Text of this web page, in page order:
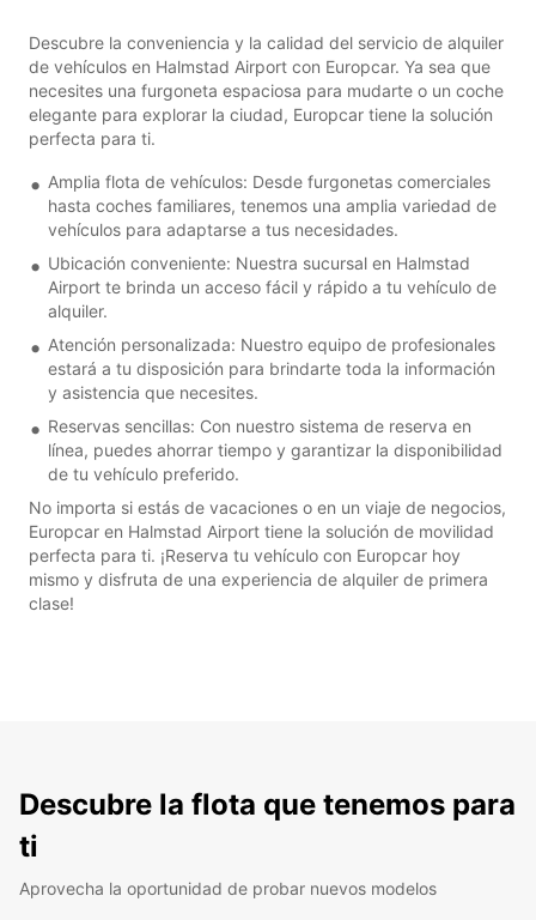
Descubre la conveniencia y la calidad del servicio de alquiler
de vehículos en Halmstad Airport con Europcar. Ya sea que
necesites una furgoneta espaciosa para mudarte o un coche
elegante para explorar la ciudad, Europcar tiene la solución
perfecta para ti.
Amplia flota de vehículos: Desde furgonetas comerciales
hasta coches familiares, tenemos una amplia variedad de
vehículos para adaptarse a tus necesidades.
Ubicación conveniente: Nuestra sucursal en Halmstad
Airport te brinda un acceso fácil y rápido a tu vehículo de
alquiler.
Atención personalizada: Nuestro equipo de profesionales
estará a tu disposición para brindarte toda la información
y asistencia que necesites.
Reservas sencillas: Con nuestro sistema de reserva en
línea, puedes ahorrar tiempo y garantizar la disponibilidad
de tu vehículo preferido.
No importa si estás de vacaciones o en un viaje de negocios,
Europcar en Halmstad Airport tiene la solución de movilidad
perfecta para ti. ¡Reserva tu vehículo con Europcar hoy
mismo y disfruta de una experiencia de alquiler de primera
clase!
Descubre la flota que tenemos para
ti
Aprovecha la oportunidad de probar nuevos modelos